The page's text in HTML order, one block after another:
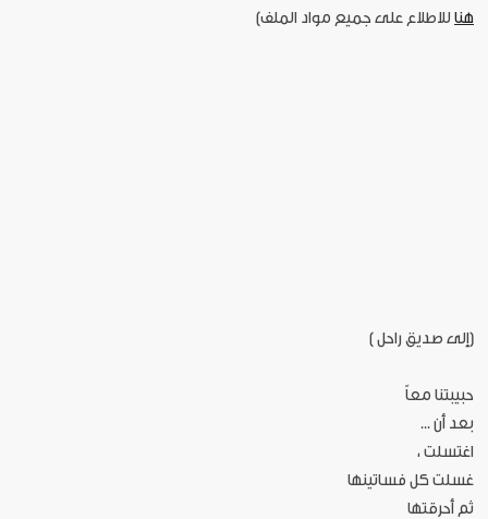
هنا للاطلاع على جميع مواد الملف]
(إلى صديق راحل )
حبيبتنا معاً
بعد أن ...
اغتسلت ،
غسلت كل فساتينها
ثم أحرقتها